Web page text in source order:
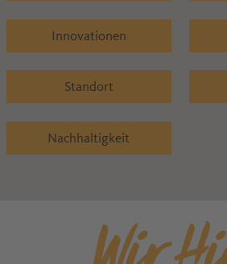
Innovationen
Standort
Nachhaltigkeit